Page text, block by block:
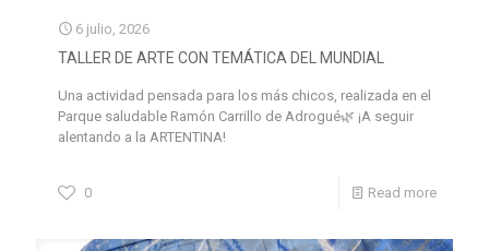
6 julio, 2026
TALLER DE ARTE CON TEMÁTICA DEL MUNDIAL
Una actividad pensada para los más chicos, realizada en el
Parque saludable Ramón Carrillo de Adrogué🌿 ¡A seguir
alentando a la ARTENTINA!
0 Read more